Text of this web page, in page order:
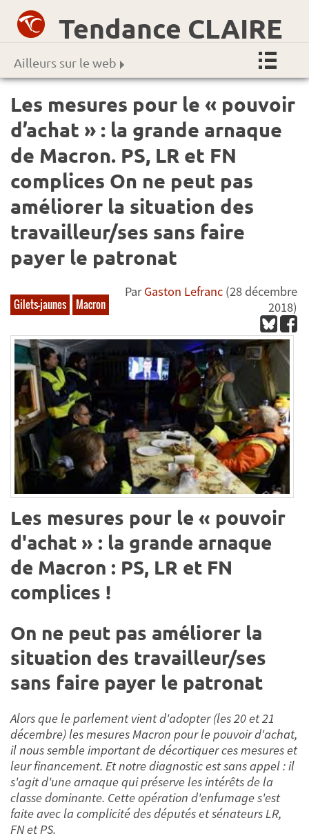
Tendance CLAIRE
Ailleurs sur le web
Les mesures pour le « pouvoir
d’achat » : la grande arnaque
de Macron. PS, LR et FN
complices On ne peut pas
améliorer la situation des
travailleur/ses sans faire
payer le patronat
Gilets-jaunes Macron
ParGaston Lefranc (28 décembre
2018)
Les mesures pour le « pouvoir
d'achat » : la grande arnaque
de Macron : PS, LR et FN
complices !
On ne peut pas améliorer la
situation des travailleur/ses
sans faire payer le patronat
Alors que le parlement vient d'adopter (les 20 et 21
décembre) les mesures Macron pour le pouvoir d'achat,
il nous semble important de décortiquer ces mesures et
leur financement. Et notre diagnostic est sans appel : il
s'agit d'une arnaque qui préserve les intérêts de la
classe dominante. Cette opération d'enfumage s'est
faite avec la complicité des députés et sénateurs LR,
FN et PS.